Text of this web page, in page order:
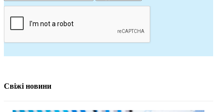
Свіжі новини